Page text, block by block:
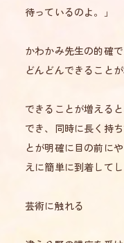
待っているのよ。」
かわかみ先生の的確
どんどんできることが
できることが増える
でき、同時に長く持
とが明確に目の前に
えに簡単に到着してし
芸術に触れる